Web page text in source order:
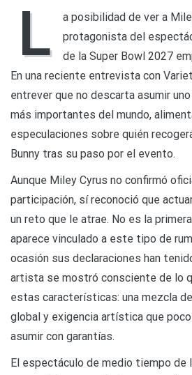
L
a posibilidad de ver a
protagonista del
de la Super Bowl 2027
En una reciente entrevista con
entrever que no descarta asumir
más importantes del mundo,
especulaciones sobre quién
Bunny tras su paso por el evento.
Aunque Miley Cyrus no confirmó
participación, sí reconoció que
un reto que le atrae. No es la
aparece vinculado a este tipo de
ocasión sus declaraciones han
artista se mostró consciente de lo
estas características: una mezcla
global y exigencia artística que
asumir con garantías.
El espectáculo de medio tiempo de